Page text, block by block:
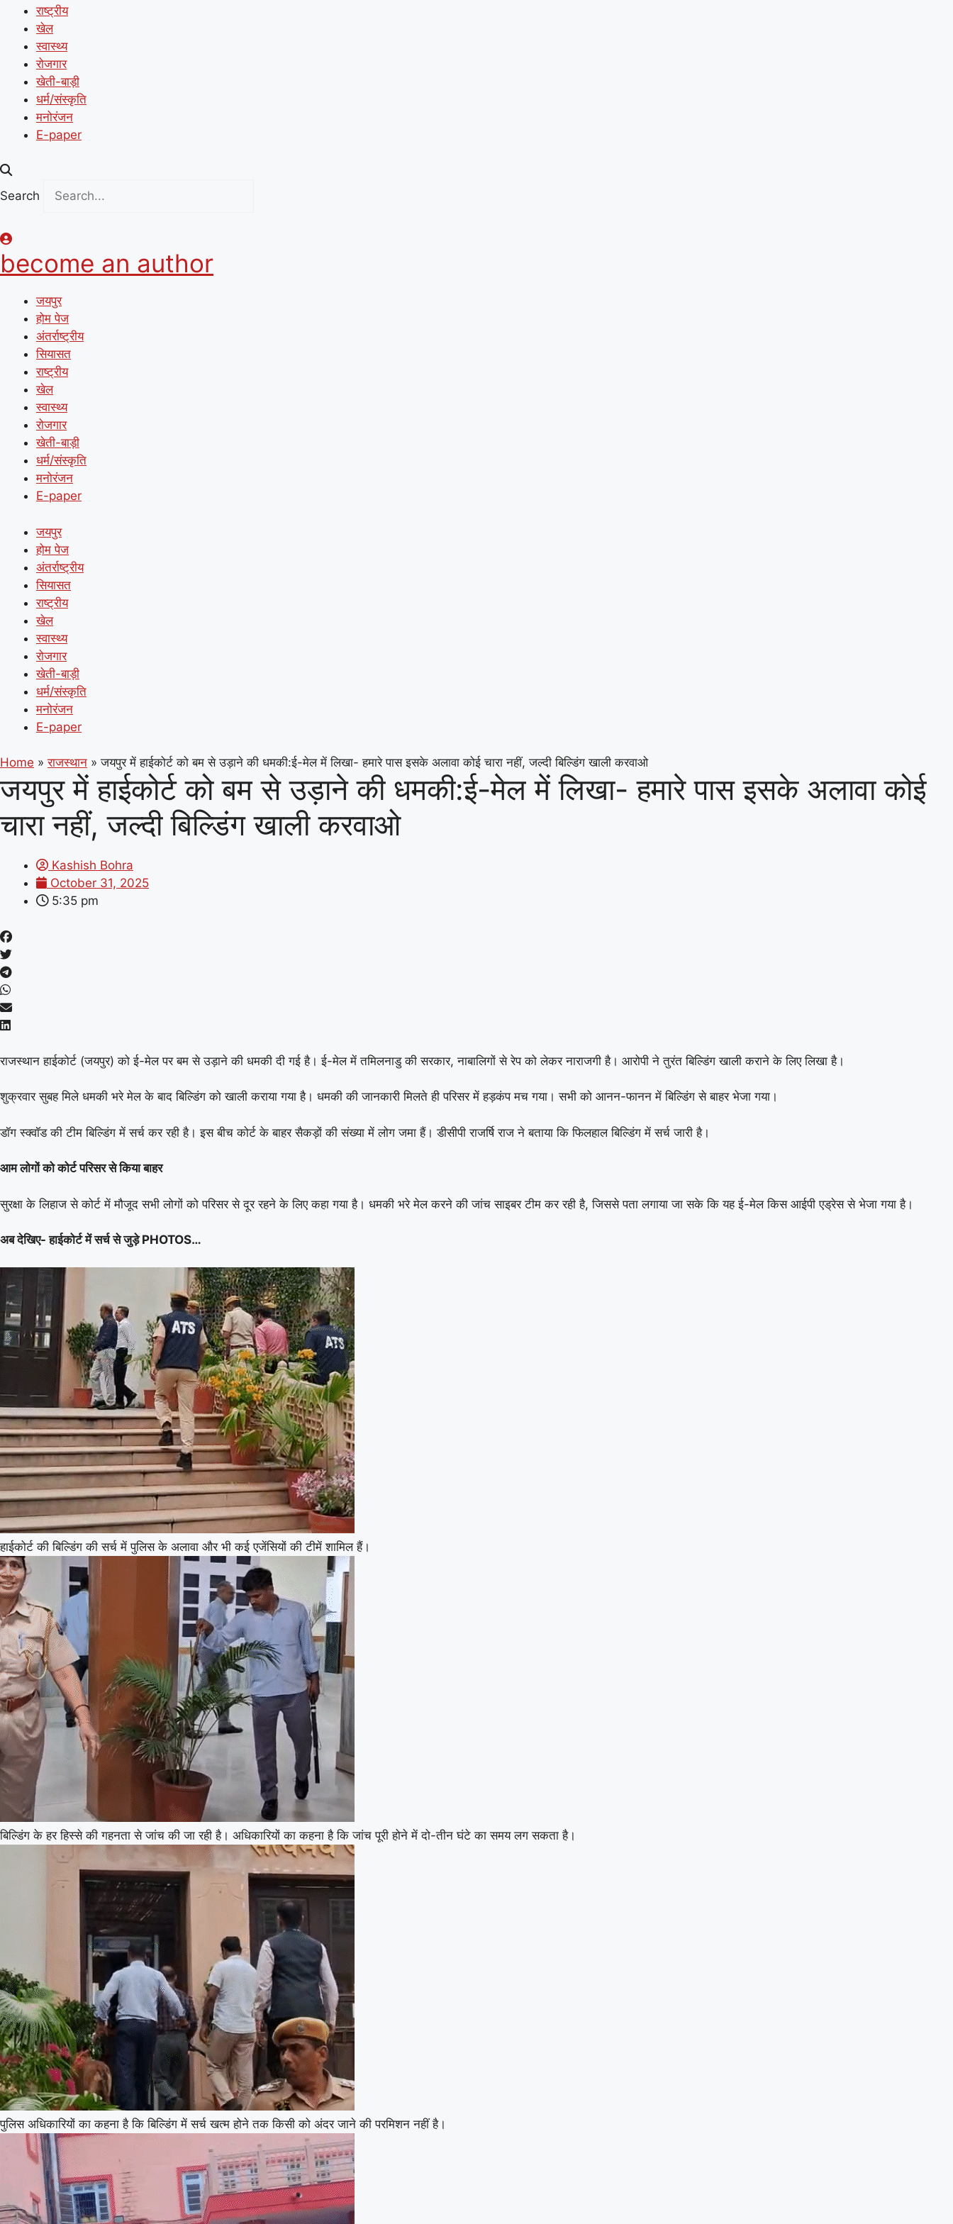
राष्ट्रीय
खेल
स्वास्थ्य
रोजगार
खेती-बाड़ी
धर्म/संस्कृति
मनोरंजन
E-paper
Search
become an author
जयपुर
होम पेज
अंतर्राष्ट्रीय
सियासत
राष्ट्रीय
खेल
स्वास्थ्य
रोजगार
खेती-बाड़ी
धर्म/संस्कृति
मनोरंजन
E-paper
जयपुर
होम पेज
अंतर्राष्ट्रीय
सियासत
राष्ट्रीय
खेल
स्वास्थ्य
रोजगार
खेती-बाड़ी
धर्म/संस्कृति
मनोरंजन
E-paper
Home » राजस्थान » जयपुर में हाईकोर्ट को बम से उड़ाने की धमकी:ई-मेल में लिखा- हमारे पास इसके अलावा कोई चारा नहीं, जल्दी बिल्डिंग खाली करवाओ
जयपुर में हाईकोर्ट को बम से उड़ाने की धमकी:ई-मेल में लिखा- हमारे पास इसके अलावा कोई
चारा नहीं, जल्दी बिल्डिंग खाली करवाओ
Kashish Bohra
October 31, 2025
5:35 pm
राजस्थान हाईकोर्ट (जयपुर) को ई-मेल पर बम से उड़ाने की धमकी दी गई है। ई-मेल में तमिलनाडु की सरकार, नाबालिगों से रेप को लेकर नाराजगी है। आरोपी ने तुरंत बिल्डिंग खाली कराने के लिए लिखा है।
शुक्रवार सुबह मिले धमकी भरे मेल के बाद बिल्डिंग को खाली कराया गया है। धमकी की जानकारी मिलते ही परिसर में हड़कंप मच गया। सभी को आनन-फानन में बिल्डिंग से बाहर भेजा गया।
डॉग स्क्वॉड की टीम बिल्डिंग में सर्च कर रही है। इस बीच कोर्ट के बाहर सैकड़ों की संख्या में लोग जमा हैं। डीसीपी राजर्षि राज ने बताया कि फिलहाल बिल्डिंग में सर्च जारी है।
आम लोगों को कोर्ट परिसर से किया बाहर
सुरक्षा के लिहाज से कोर्ट में मौजूद सभी लोगों को परिसर से दूर रहने के लिए कहा गया है। धमकी भरे मेल करने की जांच साइबर टीम कर रही है, जिससे पता लगाया जा सके कि यह ई-मेल किस आईपी एड्रेस से भेजा गया है।
अब देखिए- हाईकोर्ट में सर्च से जुड़े PHOTOS…
हाईकोर्ट की बिल्डिंग की सर्च में पुलिस के अलावा और भी कई एजेंसियों की टीमें शामिल हैं।
बिल्डिंग के हर हिस्से की गहनता से जांच की जा रही है। अधिकारियों का कहना है कि जांच पूरी होने में दो-तीन घंटे का समय लग सकता है।
पुलिस अधिकारियों का कहना है कि बिल्डिंग में सर्च खत्म होने तक किसी को अंदर जाने की परमिशन नहीं है।